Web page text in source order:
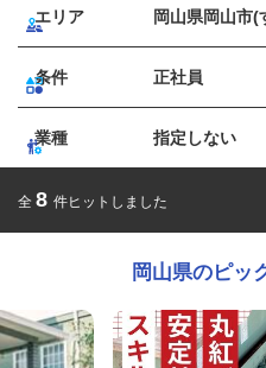
エリア 岡山県岡山市(
条件 正社員
業種 指定しない
全 8 件ヒットしました
岡山県のピッ